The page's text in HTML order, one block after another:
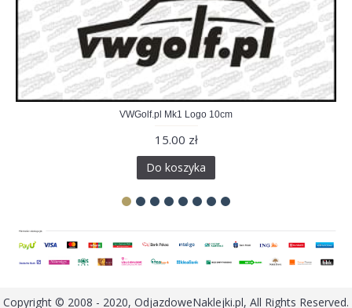
VWGolf.pl Mk1 Logo 10cm
15.00 zł
Do koszyka
Copyright © 2008 - 2020, OdjazdoweNaklejki.pl, All Rights Reserved.